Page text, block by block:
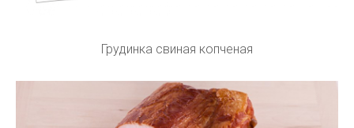
Грудинка свиная копченая